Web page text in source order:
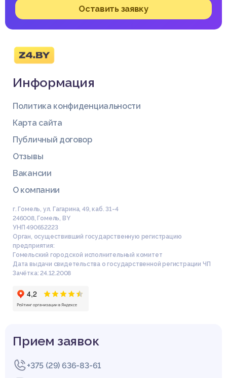
Оставить заявку
Информация
Политика конфиденциальности
Карта сайта
Публичный договор
Отзывы
Вакансии
О компании
г. Гомель, ул. Гагарина, 49, каб. 31-4
246008, Гомель, BY
УНП 490652223
Орган, осуществивший государственную регистрацию
предприятия:
Гомельский городской исполнительный комитет
Дата выдачи свидетельства о государственной регистрации ЧП
Зачётка: 24.12.2008
Прием заявок
+375 (29) 636-83-61